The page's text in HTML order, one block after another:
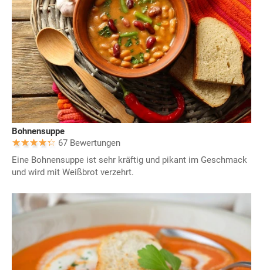
Bohnensuppe
67 Bewertungen
Eine Bohnensuppe ist sehr kräftig und pikant im Geschmack
und wird mit Weißbrot verzehrt.